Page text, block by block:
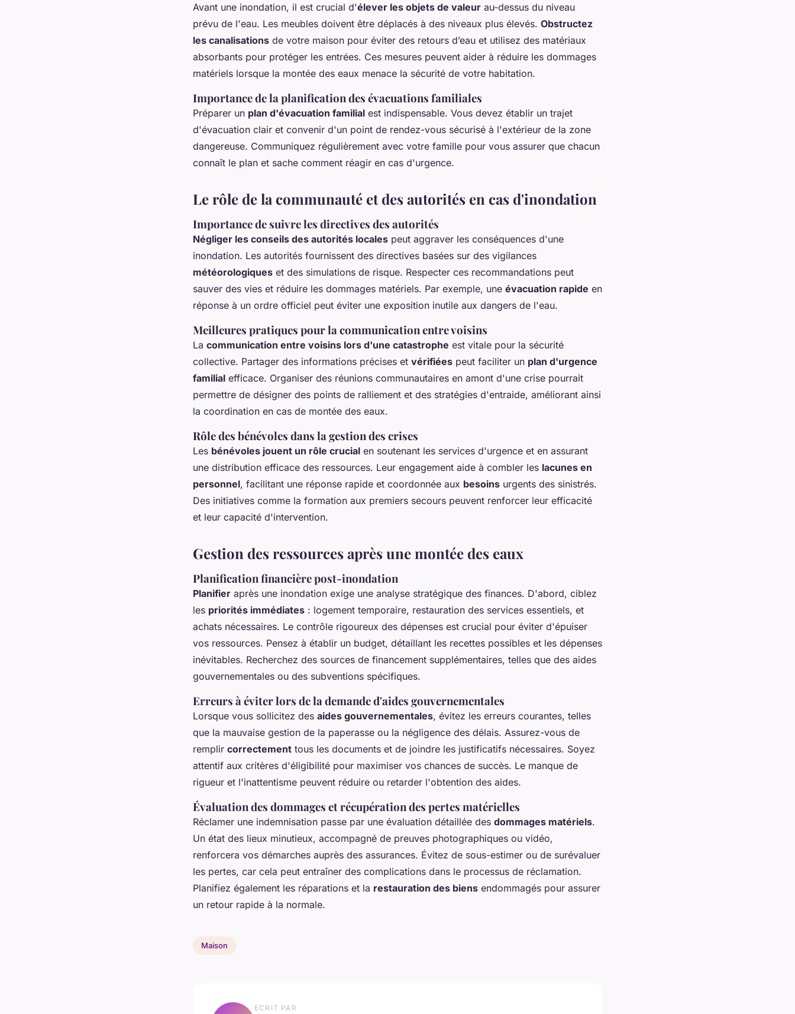
Avant une inondation, il est crucial d'élever les objets de valeur au-dessus du niveau
prévu de l'eau. Les meubles doivent être déplacés à des niveaux plus élevés. Obstructez
les canalisations de votre maison pour éviter des retours d’eau et utilisez des matériaux
absorbants pour protéger les entrées. Ces mesures peuvent aider à réduire les dommages
matériels lorsque la montée des eaux menace la sécurité de votre habitation.
Importance de la planification des évacuations familiales
Préparer un plan d'évacuation familial est indispensable. Vous devez établir un trajet
d'évacuation clair et convenir d'un point de rendez-vous sécurisé à l'extérieur de la zone
dangereuse. Communiquez régulièrement avec votre famille pour vous assurer que chacun
connaît le plan et sache comment réagir en cas d'urgence.
Le rôle de la communauté et des autorités en cas d'inondation
Importance de suivre les directives des autorités
Négliger les conseils des autorités locales peut aggraver les conséquences d'une
inondation. Les autorités fournissent des directives basées sur des vigilances
météorologiques et des simulations de risque. Respecter ces recommandations peut
sauver des vies et réduire les dommages matériels. Par exemple, une évacuation rapide en
réponse à un ordre officiel peut éviter une exposition inutile aux dangers de l'eau.
Meilleures pratiques pour la communication entre voisins
La communication entre voisins lors d'une catastrophe est vitale pour la sécurité
collective. Partager des informations précises et vérifiées peut faciliter un plan d'urgence
familial efficace. Organiser des réunions communautaires en amont d'une crise pourrait
permettre de désigner des points de ralliement et des stratégies d'entraide, améliorant ainsi
la coordination en cas de montée des eaux.
Rôle des bénévoles dans la gestion des crises
Les bénévoles jouent un rôle crucial en soutenant les services d'urgence et en assurant
une distribution efficace des ressources. Leur engagement aide à combler les lacunes en
personnel, facilitant une réponse rapide et coordonnée aux besoins urgents des sinistrés.
Des initiatives comme la formation aux premiers secours peuvent renforcer leur efficacité
et leur capacité d'intervention.
Gestion des ressources après une montée des eaux
Planification financière post-inondation
Planifier après une inondation exige une analyse stratégique des finances. D'abord, ciblez
les priorités immédiates : logement temporaire, restauration des services essentiels, et
achats nécessaires. Le contrôle rigoureux des dépenses est crucial pour éviter d'épuiser
vos ressources. Pensez à établir un budget, détaillant les recettes possibles et les dépenses
inévitables. Recherchez des sources de financement supplémentaires, telles que des aides
gouvernementales ou des subventions spécifiques.
Erreurs à éviter lors de la demande d'aides gouvernementales
Lorsque vous sollicitez des aides gouvernementales, évitez les erreurs courantes, telles
que la mauvaise gestion de la paperasse ou la négligence des délais. Assurez-vous de
remplir correctement tous les documents et de joindre les justificatifs nécessaires. Soyez
attentif aux critères d'éligibilité pour maximiser vos chances de succès. Le manque de
rigueur et l'inattentisme peuvent réduire ou retarder l'obtention des aides.
Évaluation des dommages et récupération des pertes matérielles
Réclamer une indemnisation passe par une évaluation détaillée des dommages matériels.
Un état des lieux minutieux, accompagné de preuves photographiques ou vidéo,
renforcera vos démarches auprès des assurances. Évitez de sous-estimer ou de surévaluer
les pertes, car cela peut entraîner des complications dans le processus de réclamation.
Planifiez également les réparations et la restauration des biens endommagés pour assurer
un retour rapide à la normale.
Maison
ECRIT PAR